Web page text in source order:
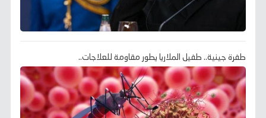
طفرة جينية.. طفيل الملاريا يطور مقاومة للعلاجات..